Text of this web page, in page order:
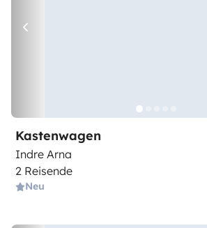
Kastenwagen
Indre Arna
2 Reisende
Neu